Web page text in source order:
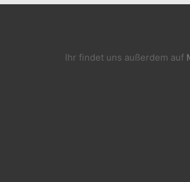
Ihr findet uns außerdem auf